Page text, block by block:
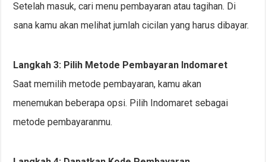
Setelah masuk, cari menu pembayaran atau tagihan. Di
sana kamu akan melihat jumlah cicilan yang harus dibayar.
Langkah 3: Pilih Metode Pembayaran Indomaret
Saat memilih metode pembayaran, kamu akan
menemukan beberapa opsi. Pilih Indomaret sebagai
metode pembayaranmu.